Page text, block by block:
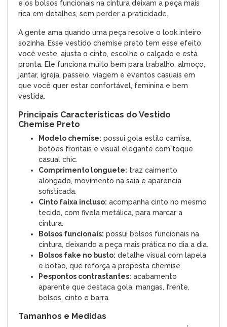
e os bolsos funcionais na cintura deixam a peça mais
rica em detalhes, sem perder a praticidade.
A gente ama quando uma peça resolve o look inteiro
sozinha. Esse vestido chemise preto tem esse efeito:
você veste, ajusta o cinto, escolhe o calçado e está
pronta. Ele funciona muito bem para trabalho, almoço,
jantar, igreja, passeio, viagem e eventos casuais em
que você quer estar confortável, feminina e bem
vestida.
Principais Características do Vestido
Chemise Preto
Modelo chemise: possui gola estilo camisa,
botões frontais e visual elegante com toque
casual chic.
Comprimento longuete: traz caimento
alongado, movimento na saia e aparência
sofisticada.
Cinto faixa incluso: acompanha cinto no mesmo
tecido, com fivela metálica, para marcar a
cintura.
Bolsos funcionais: possui bolsos funcionais na
cintura, deixando a peça mais prática no dia a dia.
Bolsos fake no busto: detalhe visual com lapela
e botão, que reforça a proposta chemise.
Pespontos contrastantes: acabamento
aparente que destaca gola, mangas, frente,
bolsos, cinto e barra.
Tamanhos e Medidas